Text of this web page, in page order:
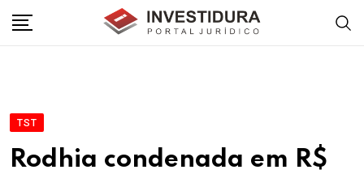
TST
Rodhia condenada em R$